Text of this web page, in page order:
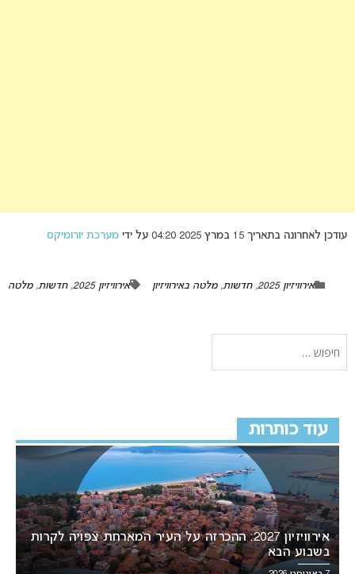
עודכן לאחרונה בתאריך 15 במרץ 2025 04:20 על ידי מערכת יורומיקס
אירוויזיון 2025 ,חדשות,מלטה באירוויזיון אירוויזיון 2025 ,חדשות,מלטה
עוד כותרות
אירוויזיון 2027: ההכרזה על העיר המארחת צפויה לקרות
בשבוע הבא